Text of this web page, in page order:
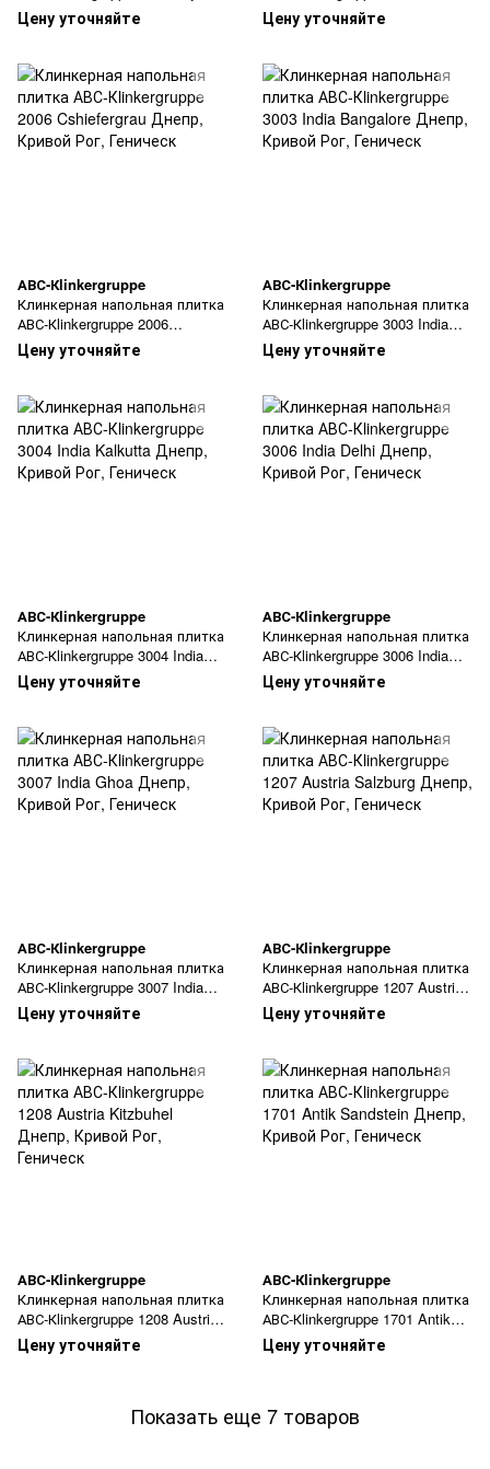
Braun
Цену уточняйте
Lichtgrau
Цену уточняйте
АВС-Кlinkergruppe
Клинкерная напольная плитка
АВС-Кlinkergruppe 2006
Cshiefergrau
Цену уточняйте
АВС-Кlinkergruppe
Клинкерная напольная плитка
АВС-Кlinkergruppe 3003 India
Bangalore
Цену уточняйте
АВС-Кlinkergruppe
Клинкерная напольная плитка
АВС-Кlinkergruppe 3004 India
Kalkutta
Цену уточняйте
АВС-Кlinkergruppe
Клинкерная напольная плитка
АВС-Кlinkergruppe 3006 India
Delhi
Цену уточняйте
АВС-Кlinkergruppe
Клинкерная напольная плитка
АВС-Кlinkergruppe 3007 India
Ghoa
Цену уточняйте
АВС-Кlinkergruppe
Клинкерная напольная плитка
АВС-Кlinkergruppe 1207 Austria
Salzburg
Цену уточняйте
АВС-Кlinkergruppe
Клинкерная напольная плитка
АВС-Кlinkergruppe 1208 Austria
Kitzbuhel
Цену уточняйте
АВС-Кlinkergruppe
Клинкерная напольная плитка
АВС-Кlinkergruppe 1701 Antik
Sandstein
Цену уточняйте
Показать еще 7 товаров